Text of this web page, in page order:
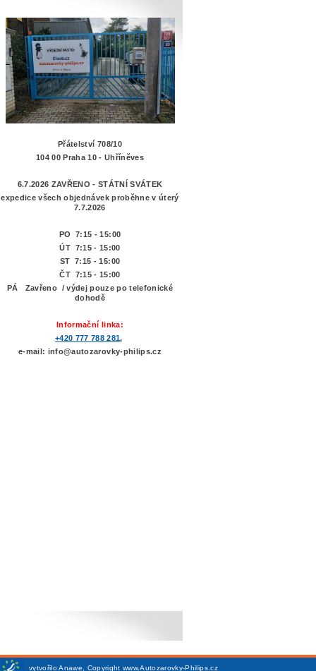
Přátelství 708/10
104 00 Praha 10 - Uhříněves
6.7.2026 ZAVŘENO - STÁTNÍ SVÁTEK
expedice všech objednávek proběhne v úterý
7.7.2026
PO 7:15 - 15:00
ÚT 7:15 - 15:00
ST 7:15 - 15:00
ČT 7:15 - 15:00
PÁ Zavřeno / výdej pouze po telefonické
dohodě
Informační linka:
+420 777 788 281,
e-mail: info@autozarovky-philips.cz
vytvořiloAnawe, Copyright www.Autozarovky-Philips.cz